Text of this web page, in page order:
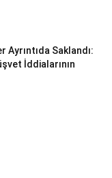
Ayrıntıda Saklandı:
İddialarının